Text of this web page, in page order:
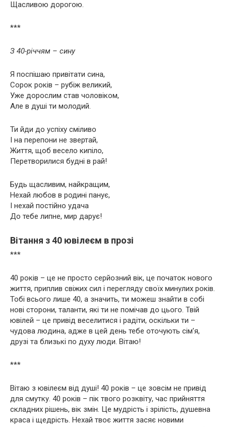
Щасливою дорогою.
***
З 40-річчям – сину
Я поспішаю привітати сина,
Сорок років – рубіж великий,
Уже дорослим став чоловіком,
Але в душі ти молодий.
Ти йди до успіху сміливо
І на перепони не звертай,
Життя, щоб весело кипіло,
Перетворилися будні в рай!
Будь щасливим, найкращим,
Нехай любов в родині панує,
І нехай постійно удача
До тебе липне, мир дарує!
Вітання з 40 ювілеєм в прозі
***
40 років – це не просто серйозний вік, це початок нового
життя, приплив свіжих сил і перегляду своїх минулих років.
Тобі всього лише 40, а значить, ти можеш знайти в собі
нові сторони, таланти, які ти не помічав до цього. Твій
ювілей – це привід веселитися і радіти, оскільки ти –
чудова людина, адже в цей день тебе оточують сім’я,
друзі та близькі по духу люди. Вітаю!
***
Вітаю з ювілеєм від душі! 40 років – це зовсім не привід
для смутку. 40 років – пік твого розквіту, час прийняття
складних рішень, вік змін. Це мудрість і зрілість, душевна
краса і щедрість. Нехай твоє життя засяє новими